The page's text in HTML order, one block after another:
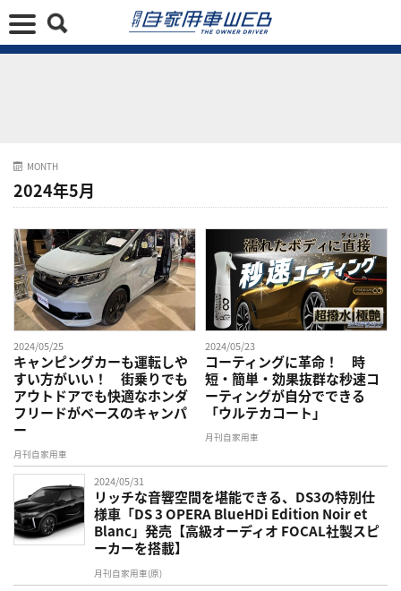
MONTH
2024年5月
2024/05/25
キャンピングカーも運転しや
すい方がいい！ 街乗りでも
アウトドアでも快適なホンダ
フリードがベースのキャンパ
ー
月刊自家用車
2024/05/23
コーティングに革命！ 時
短・簡単・効果抜群な秒速コ
ーティングが自分でできる
「ウルテカコート」
月刊自家用車
2024/05/31
リッチな音響空間を堪能できる、DS3の特別仕
様車「DS 3 OPERA BlueHDi Edition Noir et
Blanc」発売【高級オーディオ FOCAL社製スピ
ーカーを搭載】
月刊自家用車(原)